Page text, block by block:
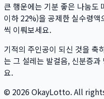
큰 행운에는 기분 좋은 나눔도
이하 22%)을 공제한 실수령
씩 이뤄보세요.
기적의 주인공이 되신 것을 축
는 그 설레는 발걸음, 신분증
요.
© 2026 OkayLotto. All